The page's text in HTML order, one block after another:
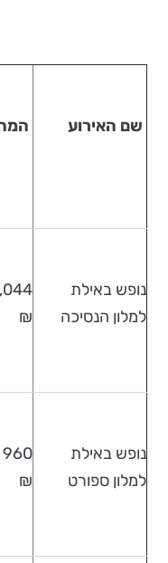
שם האירוע
נופש באילת
למלון הנסיכה
1,044
נופש באילת
למלון ספורט
960